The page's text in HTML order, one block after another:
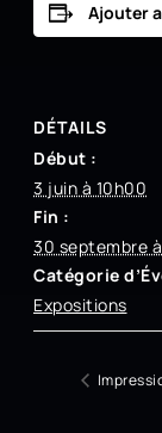
Ajouter
DÉTAILS
Début :
3 juin à 10h00
Fin :
30 septembre
Catégorie
Expositions